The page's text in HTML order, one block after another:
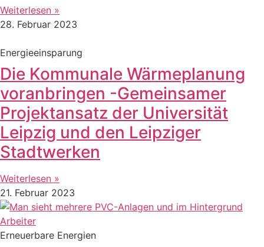
Weiterlesen »
28. Februar 2023
Energieeinsparung
Die Kommunale Wärmeplanung
voranbringen -Gemeinsamer
Projektansatz der Universität
Leipzig und den Leipziger
Stadtwerken
Weiterlesen »
21. Februar 2023
Erneuerbare Energien